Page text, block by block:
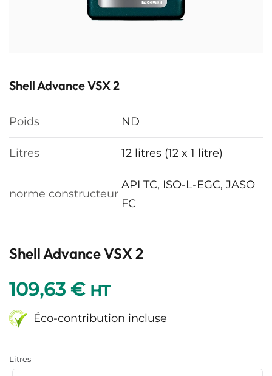
Shell Advance VSX 2
Poids ND
Litres 12 litres (12 x 1 litre)
norme constructeur
API TC, ISO-L-EGC, JASO
FC
Shell Advance VSX 2
109,63 € HT
Éco-contribution incluse
Litres